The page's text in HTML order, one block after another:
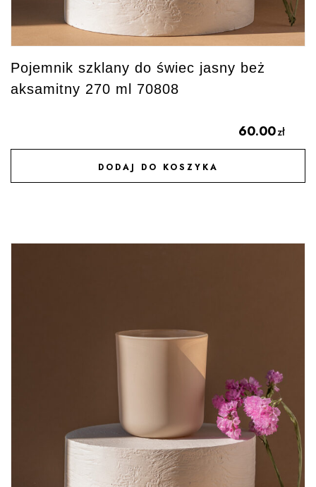
Pojemnik szklany do świec jasny beż
aksamitny 270 ml 70808
60.00zł
DODAJ DO KOSZYKA
DODAJ DO ULUBIONYCH